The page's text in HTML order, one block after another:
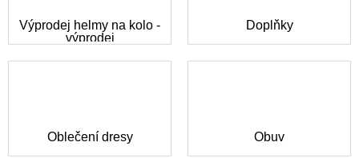
Výprodej helmy na kolo -
výprodej
Doplňky
Oblečení dresy Obuv